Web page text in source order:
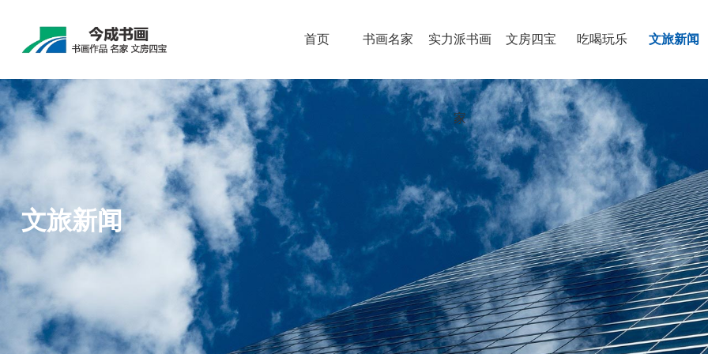
首页 书画名家 实力派书画
家
文房四宝 吃喝玩乐 文旅新闻
文旅新闻